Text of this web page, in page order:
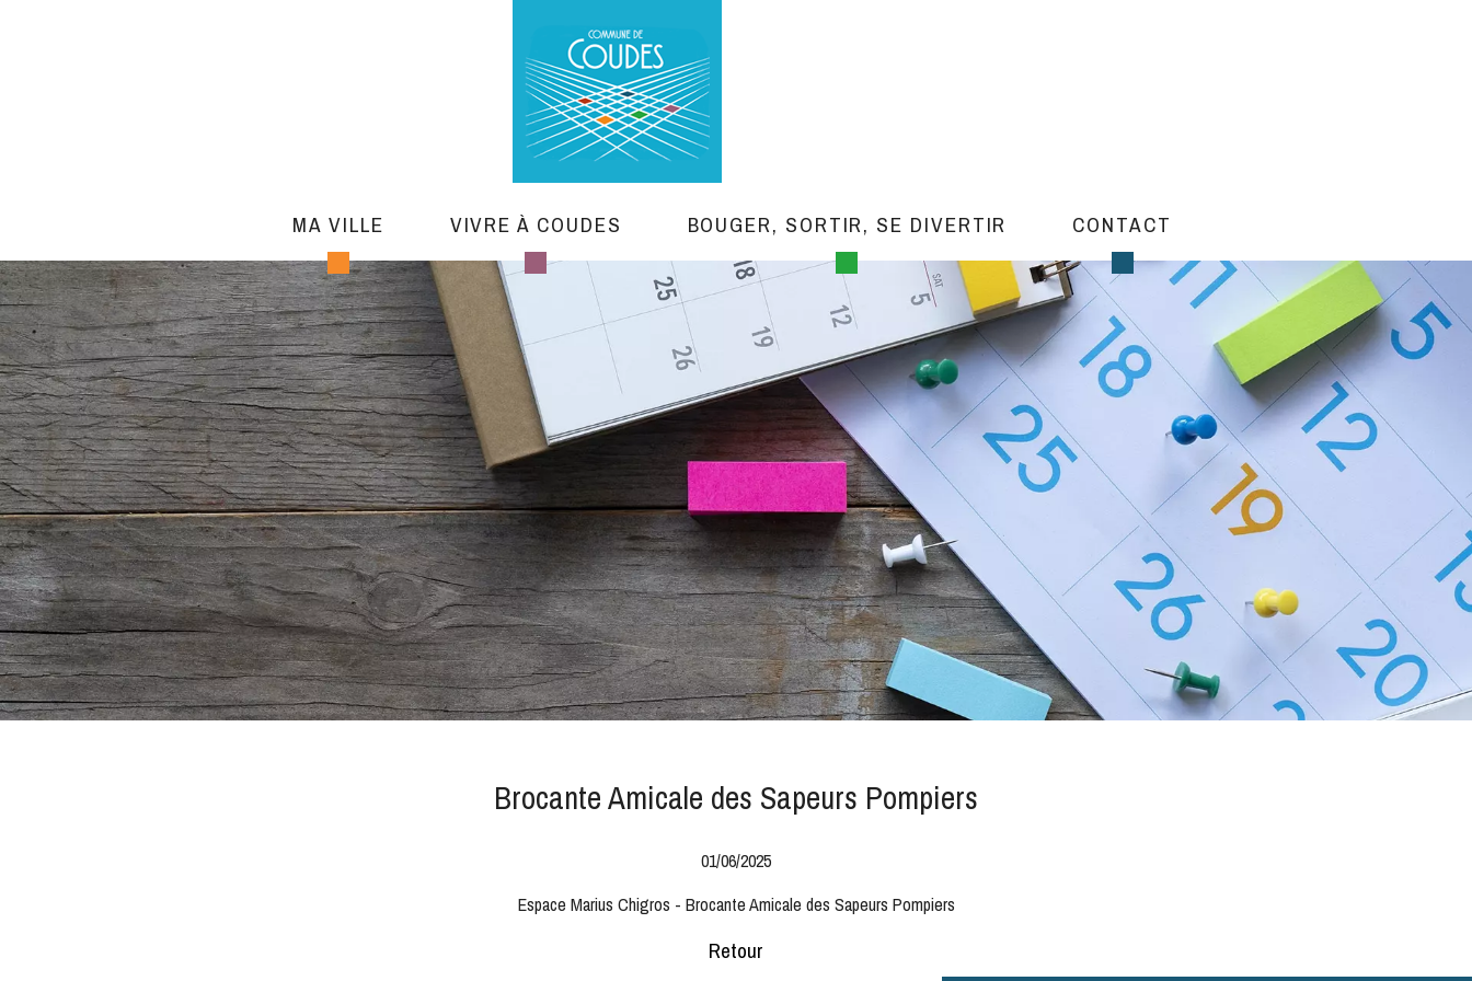
MA VILLE VIVRE À COUDES BOUGER, SORTIR, SE DIVERTIR CONTACT
Brocante Amicale des Sapeurs Pompiers
01/06/2025
Espace Marius Chigros - Brocante Amicale des Sapeurs Pompiers
Retour